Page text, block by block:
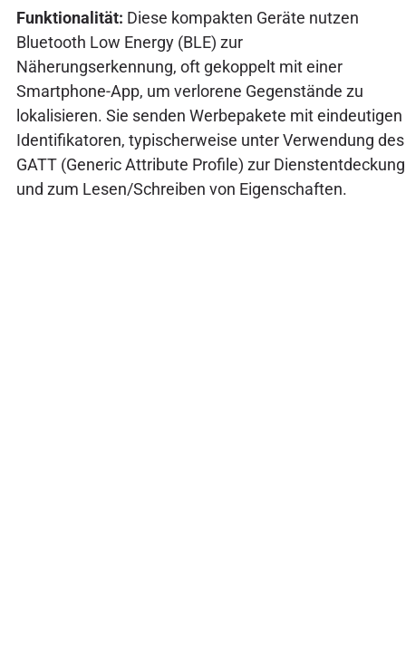
Funktionalität: Diese kompakten Geräte nutzen
Bluetooth Low Energy (BLE) zur
Näherungserkennung, oft gekoppelt mit einer
Smartphone-App, um verlorene Gegenstände zu
lokalisieren. Sie senden Werbepakete mit eindeutigen
Identifikatoren, typischerweise unter Verwendung des
GATT (Generic Attribute Profile) zur Dienstentdeckung
und zum Lesen/Schreiben von Eigenschaften.